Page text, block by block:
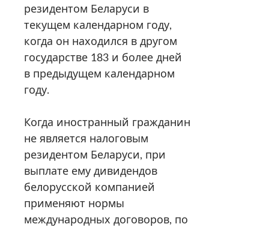
резидентом Беларуси в
текущем календарном году,
когда он находился в другом
государстве 183 и более дней
в предыдущем календарном
году.
Когда иностранный гражданин
не является налоговым
резидентом Беларуси, при
выплате ему дивидендов
белорусской компанией
применяют нормы
международных договоров, по